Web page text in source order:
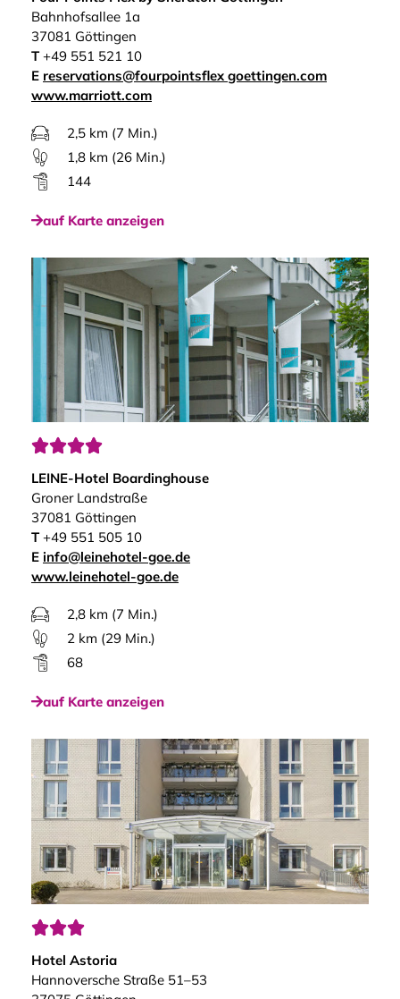
Bahnhofsallee 1a
37081 Göttingen
T+49 551 521 10
E reservations@fourpointsflex goettingen.com
www.marriott.com
2,5 km (7 Min.)
1,8 km (26 Min.)
144
auf Karte anzeigen

LEINE-Hotel Boardinghouse
Groner Landstraße
37081 Göttingen
T+49 551 505 10
E info@leinehotel-goe.de
www.leinehotel-goe.de
2,8 km (7 Min.)
2 km (29 Min.)
68
auf Karte anzeigen

Hotel Astoria
Hannoversche Straße 51–53